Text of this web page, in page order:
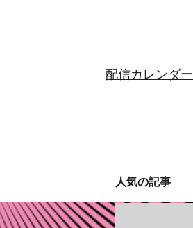
配信カレンダー
人気の記事